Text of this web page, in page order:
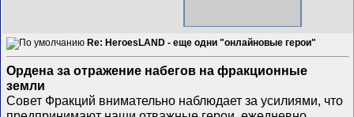
Re: HeroesLAND - еще одни "онлайновые герои"
Ордена за отражение набегов на фракционные
земли
Совет Фракций внимательно наблюдает за усилиями, что